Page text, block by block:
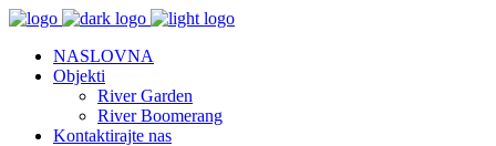
NASLOVNA
Objekti
River Garden
River Boomerang
Kontaktirajte nas